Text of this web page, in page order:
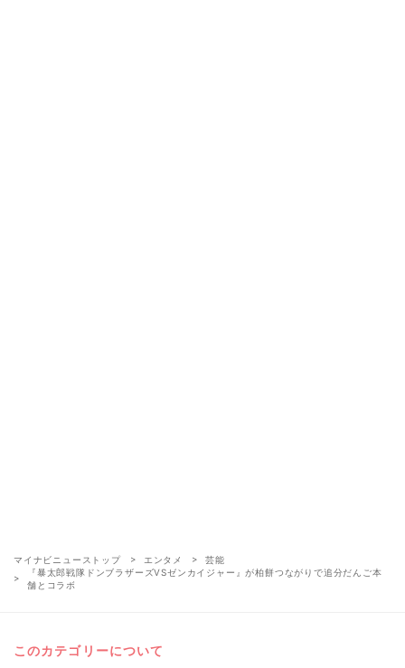
マイナビニューストップ エンタメ
芸能
『暴太郎戦隊ドンブラザーズVSゼンカイジャー』が柏餅つながりで追分だんご本
舗とコラボ
このカテゴリーについて